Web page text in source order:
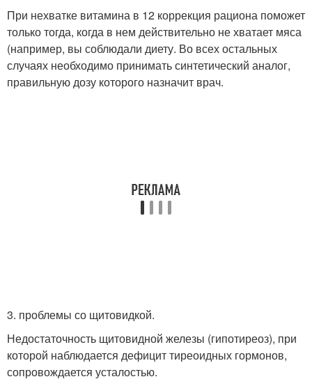
При нехватке витамина в 12 коррекция рациона поможет
только тогда, когда в нем действительно не хватает мяса
(например, вы соблюдали диету. Во всех остальных
случаях необходимо принимать синтетический аналог,
правильную дозу которого назначит врач.
3. проблемы со щитовидкой.
Недостаточность щитовидной железы (гипотиреоз), при
которой наблюдается дефицит тиреоидных гормонов,
сопровождается усталостью.